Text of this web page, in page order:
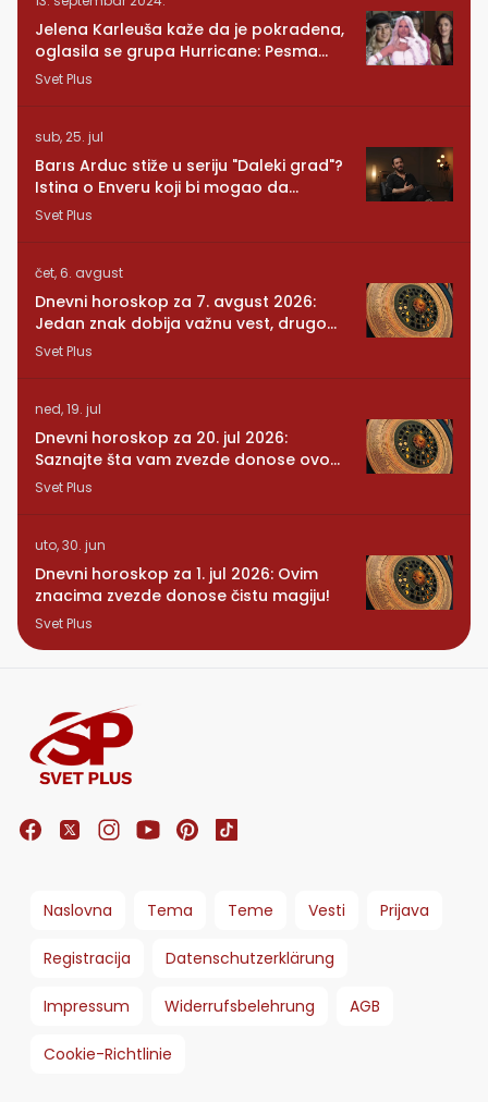
Jelena Karleuša kaže da je pokradena,
oglasila se grupa Hurricane: Pesma
RUNDE je naša!
Svet Plus
sub, 25. jul
Barıs Arduc stiže u seriju "Daleki grad"?
Istina o Enveru koji bi mogao da
promeni sve
Svet Plus
čet, 6. avgust
Dnevni horoskop za 7. avgust 2026:
Jedan znak dobija važnu vest, drugom
se vraća osoba iz prošlosti
Svet Plus
ned, 19. jul
Dnevni horoskop za 20. jul 2026:
Saznajte šta vam zvezde donose ovog
ponedeljka
Svet Plus
uto, 30. jun
Dnevni horoskop za 1. jul 2026: Ovim
znacima zvezde donose čistu magiju!
Svet Plus
Naslovna Tema Teme Vesti Prijava
Registracija Datenschutzerklärung
Impressum Widerrufsbelehrung AGB
Cookie-Richtlinie